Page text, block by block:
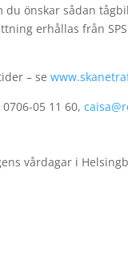
önskar sådan
erhållas från
– se
0706-05 11 60,
vårdagar i